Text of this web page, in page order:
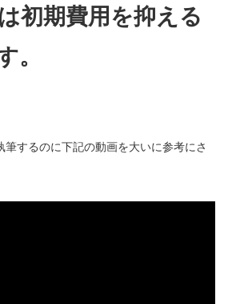
初期費用を抑える
。
筆するのに下記の動画を大いに参考にさ